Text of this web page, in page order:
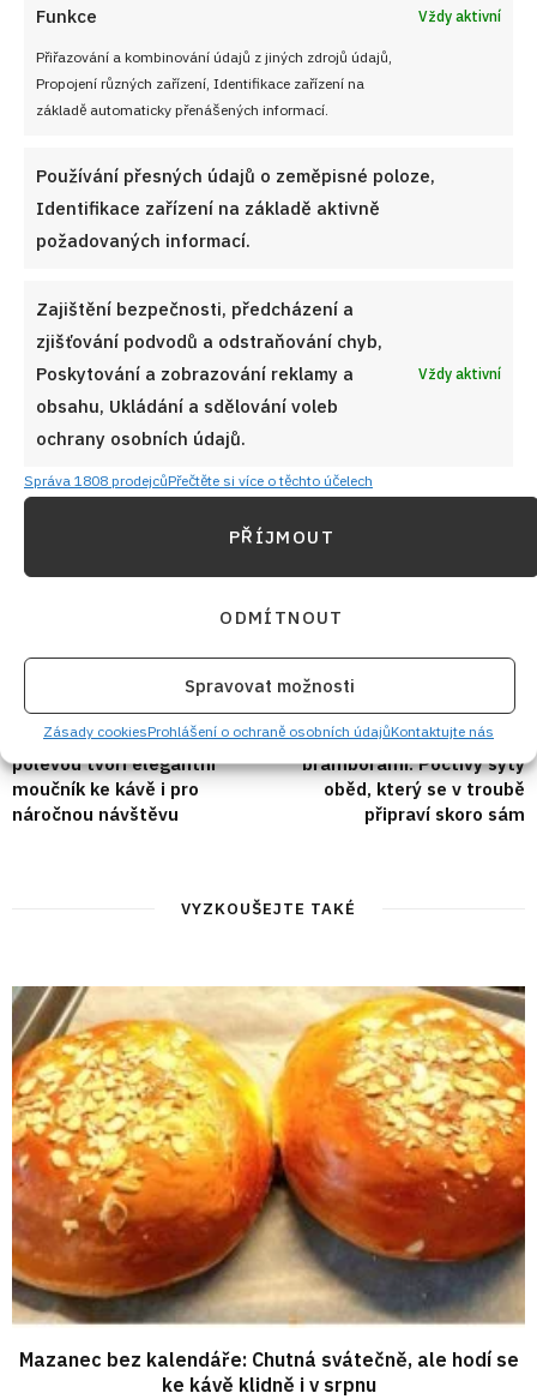
Funkce Vždy aktivní
Přiřazování a kombinování údajů z jiných zdrojů údajů,
Propojení různých zařízení, Identifikace zařízení na
základě automaticky přenášených informací.
Používání přesných údajů o zeměpisné poloze,
Identifikace zařízení na základě aktivně
požadovaných informací.
Zajištění bezpečnosti, předcházení a
zjišťování podvodů a odstraňování chyb,
Poskytování a zobrazování reklamy a
obsahu, Ukládání a sdělování voleb
ochrany osobních údajů.
Vždy aktivní
Správa 1808 prodejcůPřečtěte si více o těchto účelech
PŘÍJMOUT
ODMÍTNOUT
Spravovat možnosti
Zásady cookiesProhlášení o ochraně osobních údajůKontaktujte nás
Jemné tvarohové řezy pod
lesklou čokoládovou
polevou tvoří elegantní
moučník ke kávě i pro
náročnou návštěvu
Vepřová krkovice v pikantní
marinádě s pečenými
bramborami: Poctivý sytý
oběd, který se v troubě
připraví skoro sám
VYZKOUŠEJTE TAKÉ
Mazanec bez kalendáře: Chutná svátečně, ale hodí se
ke kávě klidně i v srpnu